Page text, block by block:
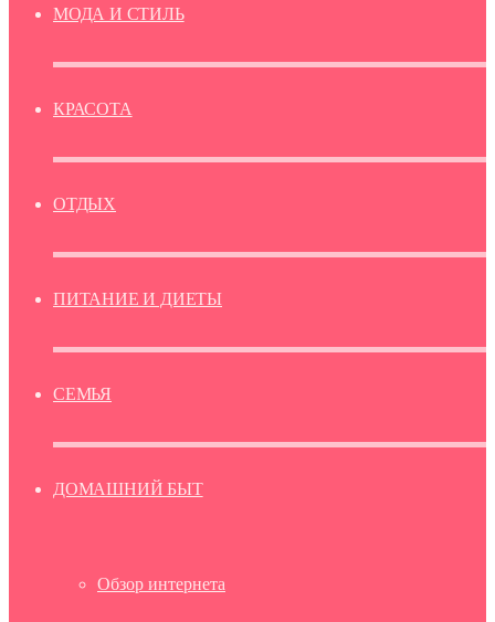
МОДА И СТИЛЬ
КРАСОТА
ОТДЫХ
ПИТАНИЕ И ДИЕТЫ
СЕМЬЯ
ДОМАШНИЙ БЫТ
Обзор интернета